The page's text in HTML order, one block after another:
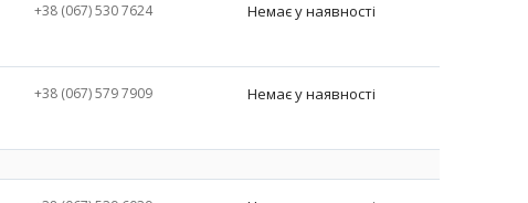
+38 (067) 530 7624 Немає у наявності
+38 (067) 579 7909 Немає у наявності